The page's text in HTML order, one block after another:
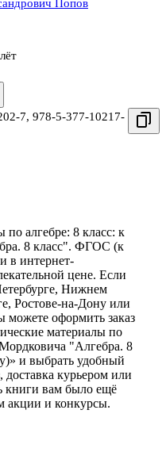
Попов
7, 978-5-377-10217-
алгебре: 8 класс: к
8 класс". ФГОС (к
в интернет-
цене. Если
Нижнем
Ростове-на-Дону или
оформить заказ
материалы по
"Алгебра. 8
и выбрать удобный
доставка курьером или
книги вам было ещё
акции и конкурсы.